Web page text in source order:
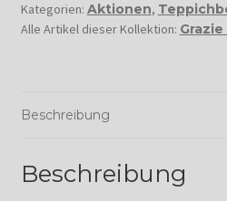
Kategorien: Aktionen,
Alle Artikel dieser Kollektion: Grazie
Beschreibung
Beschreibung